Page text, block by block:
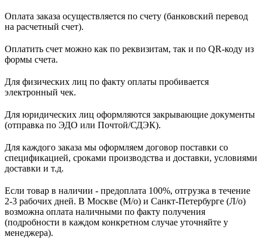
Оплата заказа осуществляется по счету (банковский перевод
на расчетный счет).
Оплатить счет можно как по реквизитам, так и по QR-коду из
формы счета.
Для физических лиц по факту оплаты пробивается
электронный чек.
Для юридических лиц оформляются закрывающие документы
(отправка по ЭДО или Почтой/СДЭК).
Для каждого заказа мы оформляем договор поставки со
спецификацией, сроками производства и доставки, условиями
доставки и т.д.
Если товар в наличии - предоплата 100%, отгрузка в течение
2-3 рабочих дней. В Москве (М/о) и Санкт-Петербурге (Л/о)
возможна оплата наличными по факту получения
(подробности в каждом конкретном случае уточняйте у
менеджера).